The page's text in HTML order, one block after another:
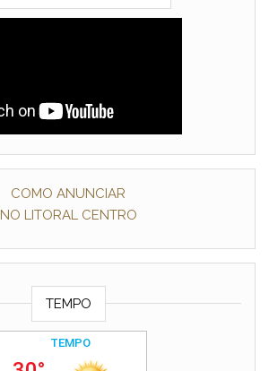
COMO ANUNCIAR
NO LITORAL CENTRO
TEMPO